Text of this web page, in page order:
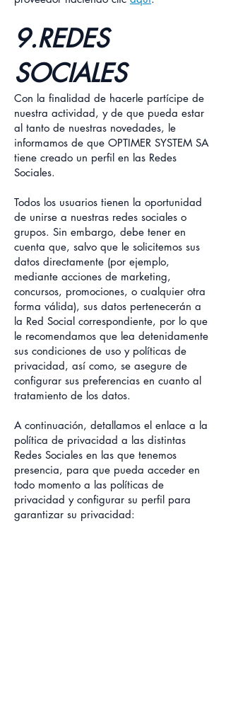
9.REDES
SOCIALES
Con la finalidad de hacerle partícipe de
nuestra actividad, y de que pueda estar
al tanto de nuestras novedades, le
informamos de que OPTIMER SYSTEM SA
tiene creado un perfil en las Redes
Sociales.
Todos los usuarios tienen la oportunidad
de unirse a nuestras redes sociales o
grupos. Sin embargo, debe tener en
cuenta que, salvo que le solicitemos sus
datos directamente (por ejemplo,
mediante acciones de marketing,
concursos, promociones, o cualquier otra
forma válida), sus datos pertenecerán a
la Red Social correspondiente, por lo que
le recomendamos que lea detenidamente
sus condiciones de uso y políticas de
privacidad, así como, se asegure de
configurar sus preferencias en cuanto al
tratamiento de los datos.
A continuación, detallamos el enlace a la
política de privacidad a las distintas
Redes Sociales en las que tenemos
presencia, para que pueda acceder en
todo momento a las políticas de
privacidad y configurar su perfil para
garantizar su privacidad: